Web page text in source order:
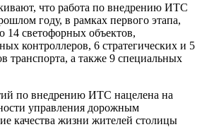
что работа по внедрению ИТС
году, в рамках первого этапа,
14 светофорных объектов,
контроллеров, 6 стратегических и 5
транспорта, а также 9 специальных
по внедрению ИТС нацелена на
управления дорожным
качества жизни жителей столицы